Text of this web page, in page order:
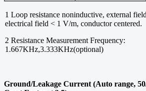
1 Loop resistance noninductive, external
electrical field < 1 V/m, conductor centered.
2 Resistance Measurement Frequency:
1.667KHz,3.333KHz(optional)
Ground/Leakage Current (Auto range,